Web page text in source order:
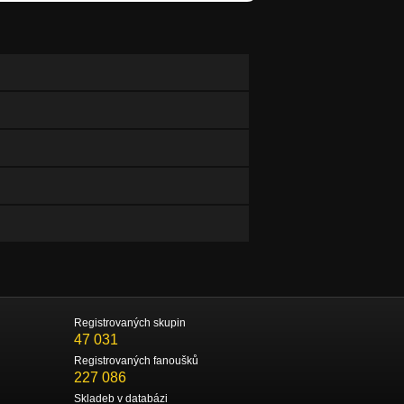
Registrovaných skupin
47 031
Registrovaných fanoušků
227 086
Skladeb v databázi